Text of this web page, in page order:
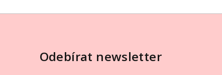
Odebírat newsletter